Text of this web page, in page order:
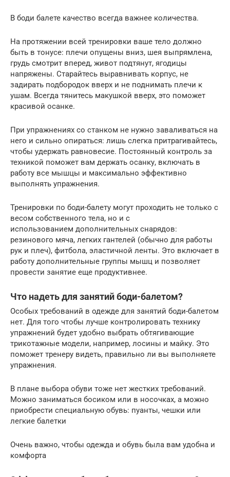
В боди балете качество всегда важнее количества.
На протяжении всей тренировки ваше тело должно
быть в тонусе: плечи опущены вниз, шея выпрямлена,
грудь смотрит вперед, живот подтянут, ягодицы
напряжены. Старайтесь выравнивать корпус, не
задирать подбородок вверх и не поднимать плечи к
ушам. Всегда тянитесь макушкой вверх, это поможет
красивой осанке.
При упражнениях со станком не нужно заваливаться на
него и сильно опираться: лишь слегка притрагивайтесь,
чтобы удержать равновесие. Постоянный контроль за
техникой поможет вам держать осанку, включать в
работу все мышцы и максимально эффективно
выполнять упражнения.
Тренировки по боди-балету могут проходить не только с
весом собственного тела, но и с
использованием дополнительных снарядов:
резинового мяча, легких гантелей (обычно для работы
рук и плеч), фитбола, эластичной ленты. Это включает в
работу дополнительные группы мышц и позволяет
провести занятие еще продуктивнее.
Что надеть для занятий боди-балетом?
Особых требований в одежде для занятий боди-балетом
нет. Для того чтобы лучше контролировать технику
упражнений будет удобно выбрать обтягивающие
трикотажные модели, например, лосины и майку. Это
поможет тренеру видеть, правильно ли вы выполняете
упражнения.
В плане выбора обуви тоже нет жестких требований.
Можно заниматься босиком или в носочках, а можно
приобрести специальную обувь: пуанты, чешки или
легкие балетки
Очень важно, чтобы одежда и обувь была вам удобна и
комфорта